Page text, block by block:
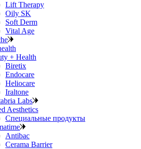
Lift Therapy
Oily SK
Soft Derm
Vital Age
+ Health
Biretix
Endocare
Heliocare
Iraltone
Labs
Aesthetics
Специальные продукты
Antibac
Cerama Barrier